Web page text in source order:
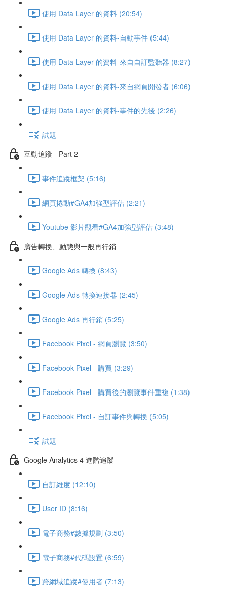
使用 Data Layer 的資料 (20:54)
使用 Data Layer 的資料-自動事件 (5:44)
使用 Data Layer 的資料-來自自訂監聽器 (8:27)
使用 Data Layer 的資料-來自網頁開發者 (6:06)
使用 Data Layer 的資料-事件的先後 (2:26)
試題
互動追蹤 - Part 2
事件追蹤框架 (5:16)
網頁捲動#GA4加強型評估 (2:21)
Youtube 影片觀看#GA4加強型評估 (3:48)
廣告轉換、動態與一般再行銷
Google Ads 轉換 (8:43)
Google Ads 轉換連接器 (2:45)
Google Ads 再行銷 (5:25)
Facebook Pixel - 網頁瀏覽 (3:50)
Facebook Pixel - 購買 (3:29)
Facebook Pixel - 購買後的瀏覽事件重複 (1:38)
Facebook Pixel - 自訂事件與轉換 (5:05)
試題
Google Analytics 4 進階追蹤
自訂維度 (12:10)
User ID (8:16)
電子商務#數據規劃 (3:50)
電子商務#代碼設置 (6:59)
跨網域追蹤#使用者 (7:13)